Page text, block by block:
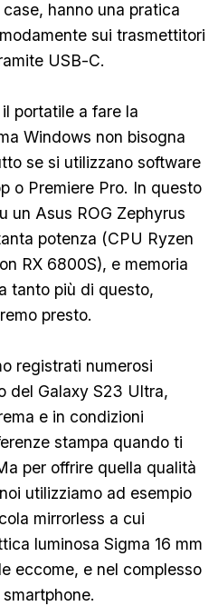
hanno una pratica
sui trasmettitori
USB-C.
portatile a fare la
Windows non bisogna
se si utilizzano software
o Premiere Pro. In questo
un Asus ROG Zephyrus
potenza (CPU Ryzen
RX 6800S), e memoria
tanto più di questo,
presto.
registrati numerosi
del Galaxy S23 Ultra,
e in condizioni
stampa quando ti
per offrire quella qualità
utilizziamo ad esempio
mirrorless a cui
luminosa Sigma 16 mm
eccome, e nel complesso